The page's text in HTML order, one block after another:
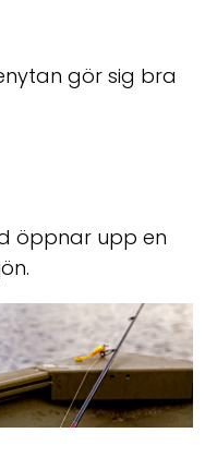
gör sig bra
öppnar upp en